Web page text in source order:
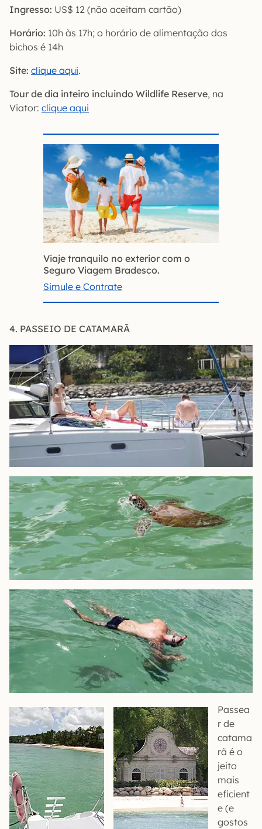
Ingresso: US$ 12 (não aceitam cartão)
Horário: 10h às 17h; o horário de alimentação dos
bichos é 14h
Site: clique aqui.
Tour de dia inteiro incluindo Wildlife Reserve, na
Viator: clique aqui
Viaje tranquilo no exterior com o
Seguro Viagem Bradesco.
Simule e Contrate
4. PASSEIO DE CATAMARÃ
Passea
r de
catama
rã é o
jeito
mais
eficient
e (e
gostos